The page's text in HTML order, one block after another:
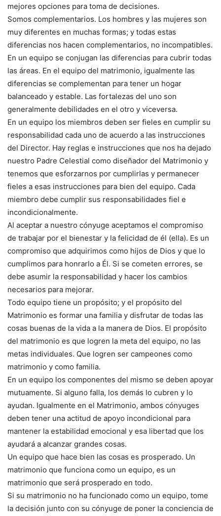
mejores opciones para toma de decisiones.
Somos complementarios. Los hombres y las mujeres son
muy diferentes en muchas formas; y todas estas
diferencias nos hacen complementarios, no incompatibles.
En un equipo se conjugan las diferencias para cubrir todas
las áreas. En el equipo del matrimonio, igualmente las
diferencias se complementan para tener un hogar
balanceado y estable. Las fortalezas del uno son
generalmente debilidades en el otro y viceversa.
En un equipo los miembros deben ser fieles en cumplir su
responsabilidad cada uno de acuerdo a las instrucciones
del Director. Hay reglas e instrucciones que nos ha dejado
nuestro Padre Celestial como diseñador del Matrimonio y
tenemos que esforzarnos por cumplirlas y permanecer
fieles a esas instrucciones para bien del equipo. Cada
miembro debe cumplir sus responsabilidades fiel e
incondicionalmente.
Al aceptar a nuestro cónyuge aceptamos el compromiso
de trabajar por el bienestar y la felicidad de él (ella). Es un
compromiso que adquirimos como hijos de Dios y que lo
cumplimos para honrarlo a Él. Si se cometen errores, se
debe asumir la responsabilidad y hacer los cambios
necesarios para mejorar.
Todo equipo tiene un propósito; y el propósito del
Matrimonio es formar una familia y disfrutar de todas las
cosas buenas de la vida a la manera de Dios. El propósito
del matrimonio es que logren la meta del equipo, no las
metas individuales. Que logren ser campeones como
matrimonio y como familia.
En un equipo los componentes del mismo se deben apoyar
mutuamente. Si alguno falla, los demás lo cubren y lo
ayudan. Igualmente en el Matrimonio, ambos cónyuges
deben tener una actitud de apoyo incondicional para
mantener la estabilidad emocional y esa libertad que los
ayudará a alcanzar grandes cosas.
Un equipo que hace bien las cosas es prosperado. Un
matrimonio que funciona como un equipo, es un
matrimonio que será prosperado en todo.
Si su matrimonio no ha funcionado como un equipo, tome
la decisión junto con su cónyuge de poner la conciencia de